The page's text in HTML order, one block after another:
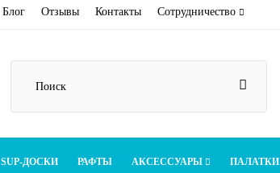
Блог Отзывы Контакты Сотрудничество
SUP-ДОСКИ РАФТЫ АКСЕССУАРЫ ПАЛАТКИ